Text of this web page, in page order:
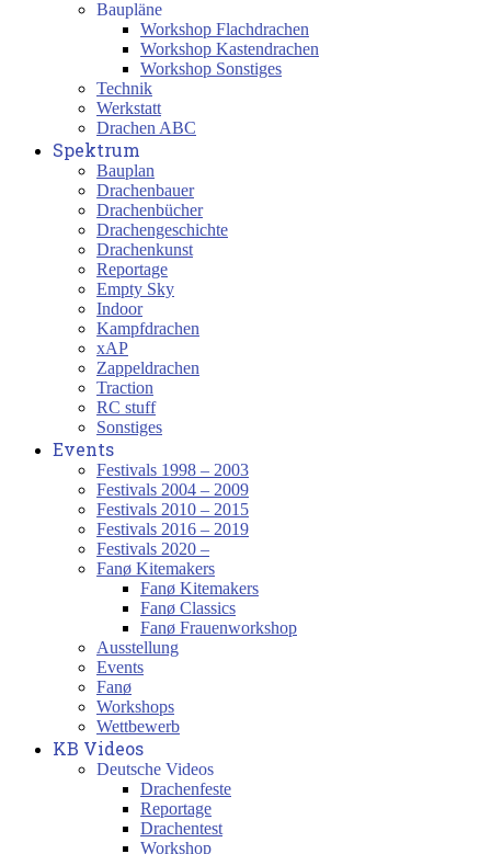
Baupläne
Workshop Flachdrachen
Workshop Kastendrachen
Workshop Sonstiges
Technik
Werkstatt
Drachen ABC
Spektrum
Bauplan
Drachenbauer
Drachenbücher
Drachengeschichte
Drachenkunst
Reportage
Empty Sky
Indoor
Kampfdrachen
xAP
Zappeldrachen
Traction
RC stuff
Sonstiges
Events
Festivals 1998 – 2003
Festivals 2004 – 2009
Festivals 2010 – 2015
Festivals 2016 – 2019
Festivals 2020 –
Fanø Kitemakers
Fanø Kitemakers
Fanø Classics
Fanø Frauenworkshop
Ausstellung
Events
Fanø
Workshops
Wettbewerb
KB Videos
Deutsche Videos
Drachenfeste
Reportage
Drachentest
Workshop